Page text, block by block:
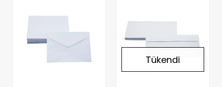
Tükendi